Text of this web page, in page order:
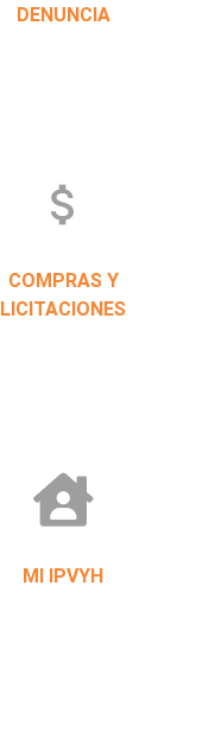
DENUNCIA
attach_money
COMPRAS Y
LICITACIONES
MI IPVYH